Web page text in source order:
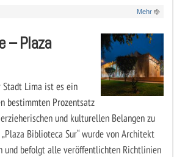
Mehr
– Plaza
Stadt Lima ist es ein
bestimmten Prozentsatz
und kulturellen Belangen zu
Biblioteca Sur“ wurde von Architekt
und befolgt alle veröffentlichten Richtlinien